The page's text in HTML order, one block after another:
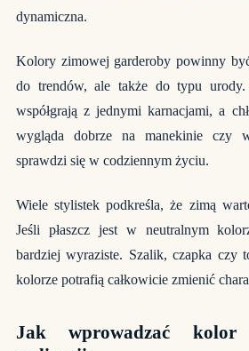
dynamiczna.
Kolory zimowej garderoby powinny
do trendów, ale także do typu urody.
współgrają z jednymi karnacjami, a
wygląda dobrze na manekinie czy
sprawdzi się w codziennym życiu.
Wiele stylistek podkreśla, że zimą
Jeśli płaszcz jest w neutralnym
bardziej wyraziste. Szalik, czapka czy
kolorze potrafią całkowicie zmienić
Jak wprowadzać